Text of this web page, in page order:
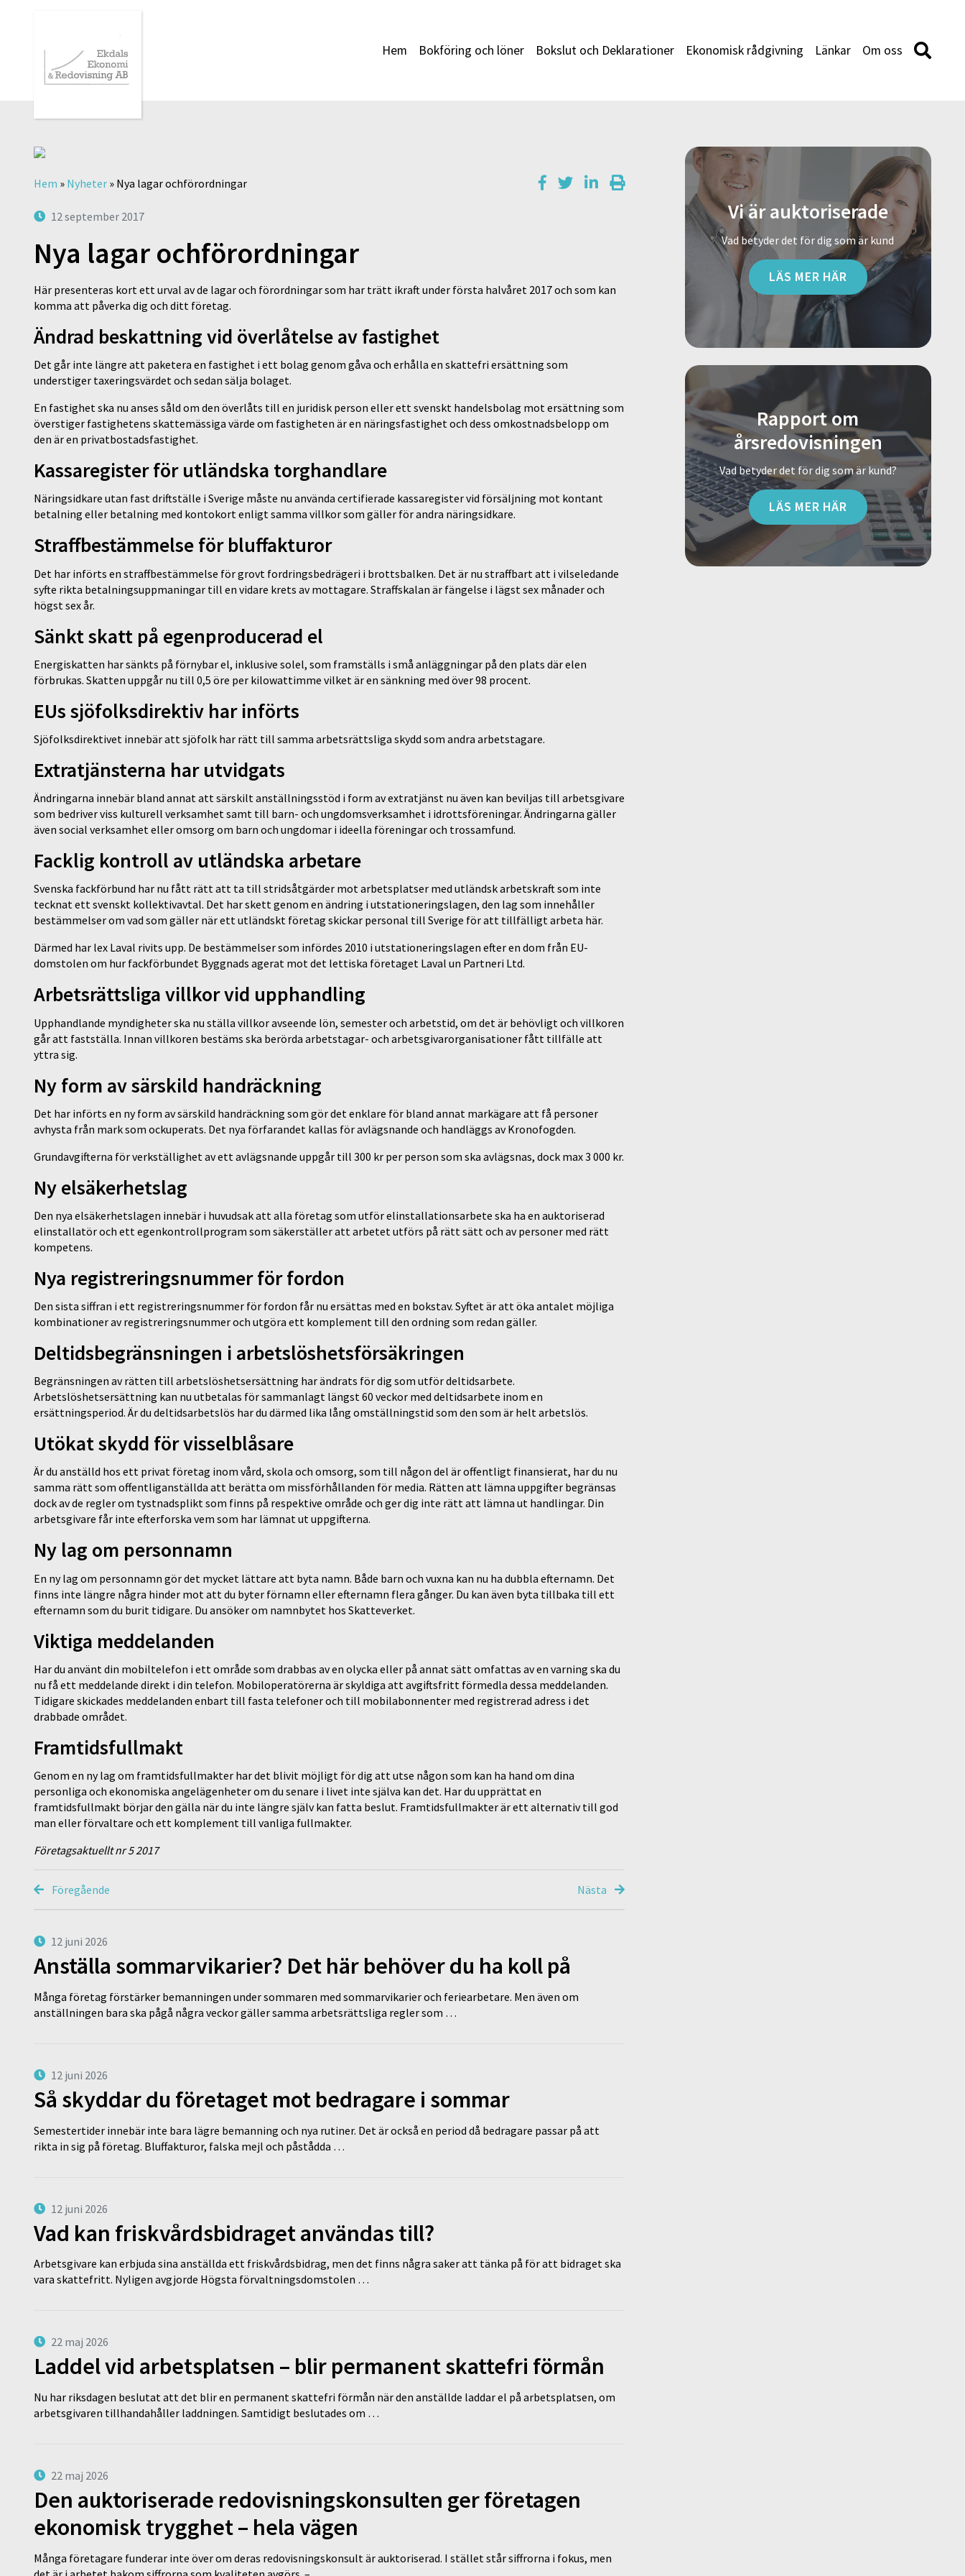
Hem Bokföring och löner Bokslut och Deklarationer Ekonomisk rådgivning Länkar Om oss
Hem » Nyheter » Nya lagar ochförordningar
12 september 2017
Nya lagar ochförordningar
Här presenteras kort ett urval av de lagar och förordningar som har trätt ikraft under första halvåret 2017 och som kan
komma att påverka dig och ditt företag.
Ändrad beskattning vid överlåtelse av fastighet
Det går inte längre att paketera en fastighet i ett bolag genom gåva och erhålla en skattefri ersättning som
understiger taxeringsvärdet och sedan sälja bolaget.
En fastighet ska nu anses såld om den överlåts till en juridisk person eller ett svenskt handelsbolag mot ersättning som
överstiger fastighetens skattemässiga värde om fastigheten är en näringsfastighet och dess omkostnadsbelopp om
den är en privatbostadsfastighet.
Kassaregister för utländska torghandlare
Näringsidkare utan fast driftställe i Sverige måste nu använda certifierade kassaregister vid försäljning mot kontant
betalning eller betalning med kontokort enligt samma villkor som gäller för andra näringsidkare.
Straffbestämmelse för bluffakturor
Det har införts en straffbestämmelse för grovt fordringsbedrägeri i brottsbalken. Det är nu straffbart att i vilseledande
syfte rikta betalningsuppmaningar till en vidare krets av mottagare. Straffskalan är fängelse i lägst sex månader och
högst sex år.
Sänkt skatt på egenproducerad el
Energiskatten har sänkts på förnybar el, inklusive solel, som framställs i små anläggningar på den plats där elen
förbrukas. Skatten uppgår nu till 0,5 öre per kilowattimme vilket är en sänkning med över 98 procent.
EUs sjöfolksdirektiv har införts
Sjöfolksdirektivet innebär att sjöfolk har rätt till samma arbetsrättsliga skydd som andra arbetstagare.
Extratjänsterna har utvidgats
Ändringarna innebär bland annat att särskilt anställningsstöd i form av extratjänst nu även kan beviljas till arbetsgivare
som bedriver viss kulturell verksamhet samt till barn- och ungdomsverksamhet i idrottsföreningar. Ändringarna gäller
även social verksamhet eller omsorg om barn och ungdomar i ideella föreningar och trossamfund.
Facklig kontroll av utländska arbetare
Svenska fackförbund har nu fått rätt att ta till stridsåtgärder mot arbetsplatser med utländsk arbetskraft som inte
tecknat ett svenskt kollektivavtal. Det har skett genom en ändring i utstationeringslagen, den lag som innehåller
bestämmelser om vad som gäller när ett utländskt företag skickar personal till Sverige för att tillfälligt arbeta här.
Därmed har lex Laval rivits upp. De bestämmelser som infördes 2010 i utstationeringslagen efter en dom från EU-
domstolen om hur fackförbundet Byggnads agerat mot det lettiska företaget Laval un Partneri Ltd.
Arbetsrättsliga villkor vid upphandling
Upphandlande myndigheter ska nu ställa villkor avseende lön, semester och arbetstid, om det är behövligt och villkoren
går att fastställa. Innan villkoren bestäms ska berörda arbetstagar- och arbetsgivarorganisationer fått tillfälle att
yttra sig.
Ny form av särskild handräckning
Det har införts en ny form av särskild handräckning som gör det enklare för bland annat markägare att få personer
avhysta från mark som ockuperats. Det nya förfarandet kallas för avlägsnande och handläggs av Kronofogden.
Grundavgifterna för verkställighet av ett avlägsnande uppgår till 300 kr per person som ska avlägsnas, dock max 3 000 kr.
Ny elsäkerhetslag
Den nya elsäkerhetslagen innebär i huvudsak att alla företag som utför elinstallationsarbete ska ha en auktoriserad
elinstallatör och ett egenkontrollprogram som säkerställer att arbetet utförs på rätt sätt och av personer med rätt
kompetens.
Nya registreringsnummer för fordon
Den sista siffran i ett registreringsnummer för fordon får nu ersättas med en bokstav. Syftet är att öka antalet möjliga
kombinationer av registreringsnummer och utgöra ett komplement till den ordning som redan gäller.
Deltidsbegränsningen i arbetslöshetsförsäkringen
Begränsningen av rätten till arbetslöshetsersättning har ändrats för dig som utför deltidsarbete.
Arbetslöshetsersättning kan nu utbetalas för sammanlagt längst 60 veckor med deltidsarbete inom en
ersättningsperiod. Är du deltidsarbetslös har du därmed lika lång omställningstid som den som är helt arbetslös.
Utökat skydd för visselblåsare
Är du anställd hos ett privat företag inom vård, skola och omsorg, som till någon del är offentligt finansierat, har du nu
samma rätt som offentliganställda att berätta om missförhållanden för media. Rätten att lämna uppgifter begränsas
dock av de regler om tystnadsplikt som finns på respektive område och ger dig inte rätt att lämna ut handlingar. Din
arbetsgivare får inte efterforska vem som har lämnat ut uppgifterna.
Ny lag om personnamn
En ny lag om personnamn gör det mycket lättare att byta namn. Både barn och vuxna kan nu ha dubbla efternamn. Det
finns inte längre några hinder mot att du byter förnamn eller efternamn flera gånger. Du kan även byta tillbaka till ett
efternamn som du burit tidigare. Du ansöker om namnbytet hos Skatteverket.
Viktiga meddelanden
Har du använt din mobiltelefon i ett område som drabbas av en olycka eller på annat sätt omfattas av en varning ska du
nu få ett meddelande direkt i din telefon. Mobiloperatörerna är skyldiga att avgiftsfritt förmedla dessa meddelanden.
Tidigare skickades meddelanden enbart till fasta telefoner och till mobilabonnenter med registrerad adress i det
drabbade området.
Framtidsfullmakt
Genom en ny lag om framtidsfullmakter har det blivit möjligt för dig att utse någon som kan ha hand om dina
personliga och ekonomiska angelägenheter om du senare i livet inte själva kan det. Har du upprättat en
framtidsfullmakt börjar den gälla när du inte längre själv kan fatta beslut. Framtidsfullmakter är ett alternativ till god
man eller förvaltare och ett komplement till vanliga fullmakter.
Företagsaktuellt nr 5 2017
Föregående Nästa
12 juni 2026
Anställa sommarvikarier? Det här behöver du ha koll på
Många företag förstärker bemanningen under sommaren med sommarvikarier och feriearbetare. Men även om
anställningen bara ska pågå några veckor gäller samma arbetsrättsliga regler som …
12 juni 2026
Så skyddar du företaget mot bedragare i sommar
Semestertider innebär inte bara lägre bemanning och nya rutiner. Det är också en period då bedragare passar på att
rikta in sig på företag. Bluffakturor, falska mejl och påstådda …
12 juni 2026
Vad kan friskvårdsbidraget användas till?
Arbetsgivare kan erbjuda sina anställda ett friskvårdsbidrag, men det finns några saker att tänka på för att bidraget ska
vara skattefritt. Nyligen avgjorde Högsta förvaltningsdomstolen …
22 maj 2026
Laddel vid arbetsplatsen – blir permanent skattefri förmån
Nu har riksdagen beslutat att det blir en permanent skattefri förmån när den anställde laddar el på arbetsplatsen, om
arbetsgivaren tillhandahåller laddningen. Samtidigt beslutades om …
22 maj 2026
Den auktoriserade redovisningskonsulten ger företagen
ekonomisk trygghet – hela vägen
Många företagare funderar inte över om deras redovisningskonsult är auktoriserad. I stället står siffrorna i fokus, men
Vi är auktoriserade
Vad betyder det för dig som är kund
LÄS MER HÄR
Rapport om
årsredovisningen
Vad betyder det för dig som är kund?
LÄS MER HÄR